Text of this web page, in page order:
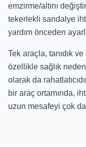
emzirme/altını
tekerlekli sandalye
yardım önceden
Tek araçla, tanıdık
özellikle sağlık
olarak da
bir araç ortamında,
uzun mesafeyi çok